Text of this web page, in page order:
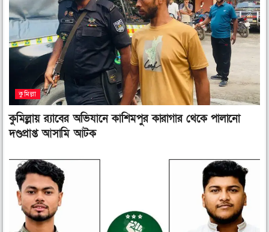
কুমিল্লা
কুমিল্লায় র‌্যাবের অভিযানে কাশিমপুর কারাগার থেকে পালানো
দণ্ডপ্রাপ্ত আসামি আটক